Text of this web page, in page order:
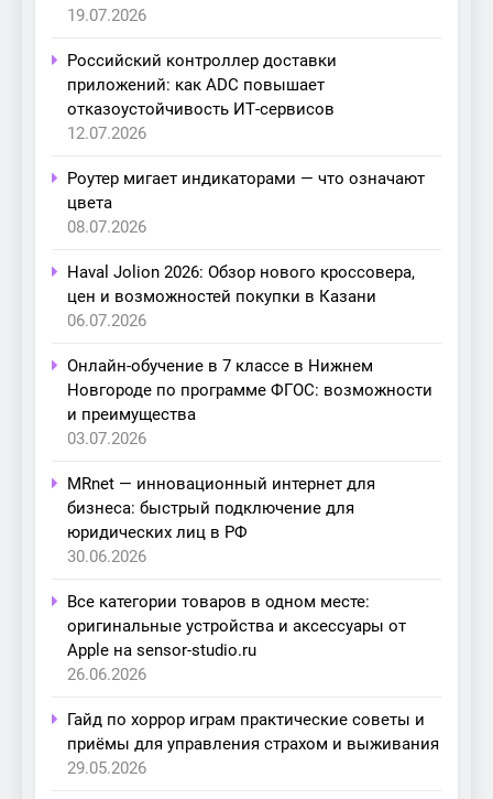
19.07.2026
Российский контроллер доставки
приложений: как ADC повышает
отказоустойчивость ИТ-сервисов
12.07.2026
Роутер мигает индикаторами — что означают
цвета
08.07.2026
Haval Jolion 2026: Обзор нового кроссовера,
цен и возможностей покупки в Казани
06.07.2026
Онлайн-обучение в 7 классе в Нижнем
Новгороде по программе ФГОС: возможности
и преимущества
03.07.2026
MRnet — инновационный интернет для
бизнеса: быстрый подключение для
юридических лиц в РФ
30.06.2026
Все категории товаров в одном месте:
оригинальные устройства и аксессуары от
Apple на sensor-studio.ru
26.06.2026
Гайд по хоррор играм практические советы и
приёмы для управления страхом и выживания
29.05.2026